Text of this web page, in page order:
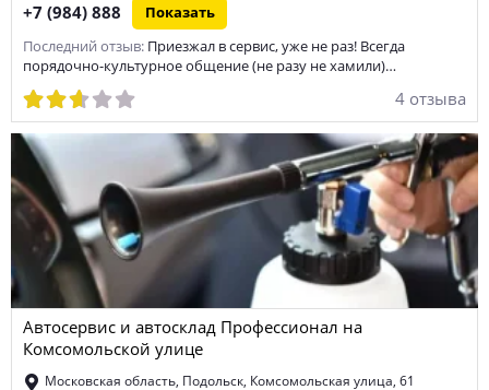
+7 (984) 888 Показать
Последний отзыв: Приезжал в сервис, уже не раз! Всегда
порядочно-культурное общение (не разу не хамили)…
4 отзыва
Автосервис и автосклад Профессионал на
Комсомольской улице
Московская область, Подольск, Комсомольская улица, 61